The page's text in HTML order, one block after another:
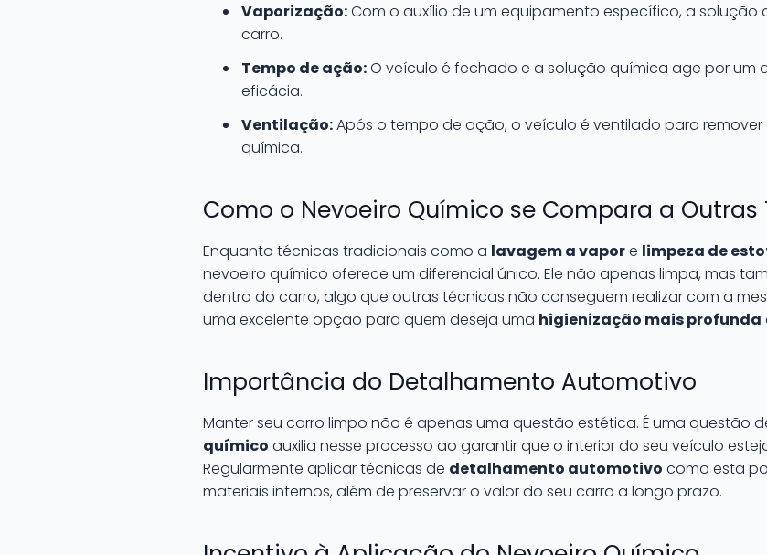
Vaporização:Com o auxílio de um equipamento específico, a
carro.
Tempo de ação:O veículo é fechado e a solução química age por
eficácia.
Ventilação:Após o tempo de ação, o veículo é ventilado para
química.
Como o Nevoeiro Químico se Compara a Outras
Enquanto técnicas tradicionais como a lavagem a vapore limpeza de
nevoeiro químico oferece um diferencial único. Ele não apenas limpa, mas
dentro do carro, algo que outras técnicas não conseguem realizar com a
uma excelente opção para quem deseja uma higienização mais profunda
Importância do Detalhamento Automotivo
Manter seu carro limpo não é apenas uma questão estética. É uma questão
químico auxilia nesse processo ao garantir que o interior do seu veículo
Regularmente aplicar técnicas de detalhamento automotivo como esta
materiais internos, além de preservar o valor do seu carro a longo prazo.